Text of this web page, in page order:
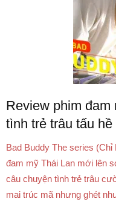
Review phim đam
tình trẻ trâu tấu
Bad Buddy The series (Chỉ
đam mỹ Thái Lan mới lên
câu chuyện tình trẻ trâu
mai trúc mã nhưng ghét